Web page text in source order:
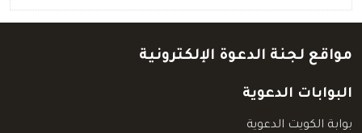
مواقع لجنة الدعوة الإلكترونية
البوابات الدعوية
بوابة الكويت الدعوية